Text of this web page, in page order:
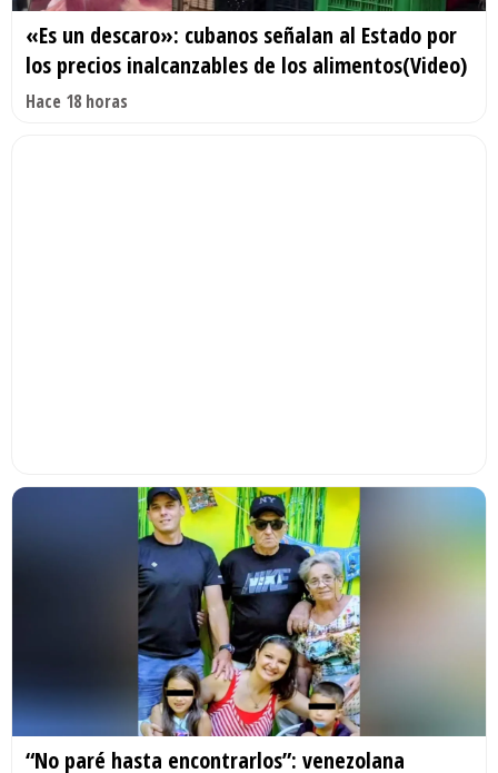
«Es un descaro»: cubanos señalan al Estado por
los precios inalcanzables de los alimentos(Video)
Hace 18 horas
“No paré hasta encontrarlos”: venezolana